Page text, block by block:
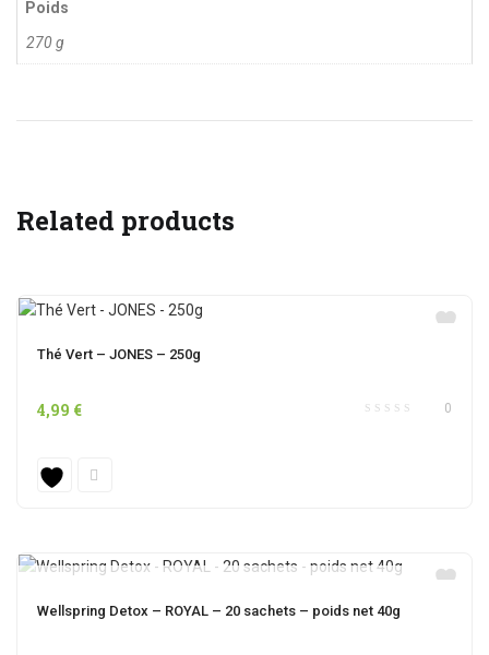
Poids
270 g
Related products
Thé Vert – JONES – 250g
0
4,99 €
Wellspring Detox – ROYAL – 20 sachets – poids net 40g